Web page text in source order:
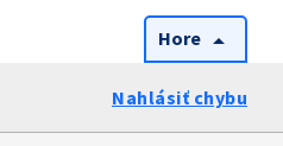
Hore arrow_drop_up
Nahlásiť chybu